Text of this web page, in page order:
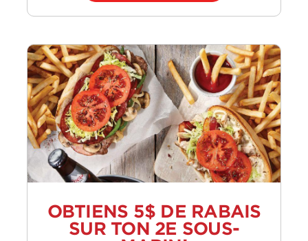
OBTIENS 5$ DE RABAIS
SUR TON 2E SOUS-